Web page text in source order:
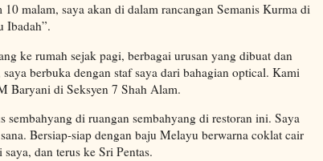
malam, saya akan di dalam rancangan Semanis Kurma di
Ibadah”.
ke rumah sejak pagi, berbagai urusan yang dibuat dan
berbuka dengan staf saya dari bahagian optical. Kami
Baryani di Seksyen 7 Shah Alam.
sembahyang di ruangan sembahyang di restoran ini. Saya
Bersiap-siap dengan baju Melayu berwarna coklat cair
dan terus ke Sri Pentas.